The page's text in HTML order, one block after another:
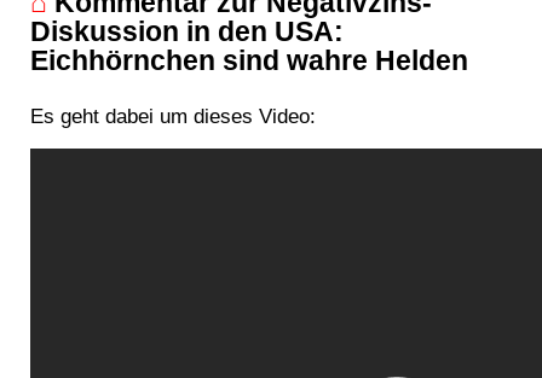
Diskussion in den USA:
Eichhörnchen sind wahre Helden
Es geht dabei um dieses Video: